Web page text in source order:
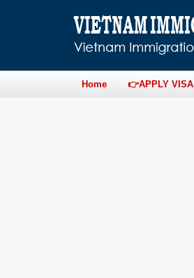
Home 👉APPLY VISA